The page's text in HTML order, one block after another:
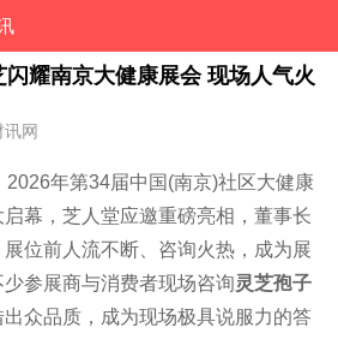
耀南京大健康展会 现场人气火
网
2026年第34届中国(南京)社区大健康
幕，芝人堂应邀重磅亮相，董事长
位前人流不断、咨询火热，成为展
参展商与消费者现场咨询灵芝孢子
众品质，成为现场极具说服力的答